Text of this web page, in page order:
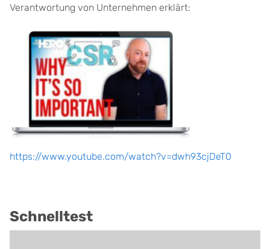
Verantwortung von Unternehmen erklärt:
https://www.youtube.com/watch?v=dwh93cjDeT0
Schnelltest